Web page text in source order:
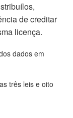
de creditar
licença.
dados em
três leis e oito